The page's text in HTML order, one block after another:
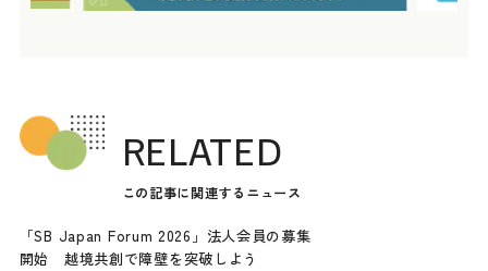
RELATED
この記事に関連するニュース
「SB Japan Forum 2026」法人会員の募集
開始 越境共創で障壁を突破しよう